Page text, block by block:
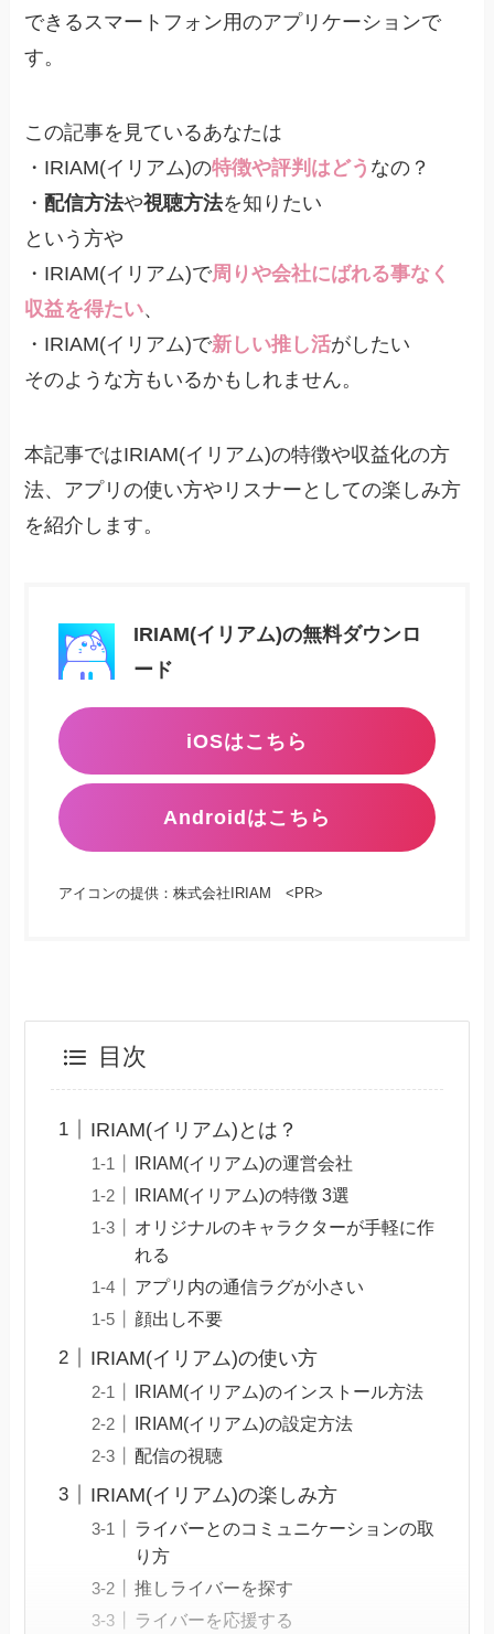
できるスマートフォン用のアプリケーションで
す。
この記事を見ているあなたは
・IRIAM(イリアム)の特徴や評判はどう なの？
・ 配信方法や視聴方法を知りたい
という方や
・IRIAM(イリアム)で周りや会社にばれる事なく
収益を得たい、
・IRIAM(イリアム)で新しい推し活がしたい
そのような方もいるかもしれません。
本記事ではIRIAM(イリアム)の特徴や収益化の方
法、アプリの使い方やリスナーとしての楽しみ方
を紹介します。
IRIAM(イリアム)の無料ダウンロ
ード
iOSはこちら
Androidはこちら
アイコンの提供：株式会社IRIAM <PR>
目次
IRIAM(イリアム)とは？
IRIAM(イリアム)の運営会社
IRIAM(イリアム)の特徴 3選
オリジナルのキャラクターが手軽に作
れる
アプリ内の通信ラグが小さい
顔出し不要
IRIAM(イリアム)の使い方
IRIAM(イリアム)のインストール方法
IRIAM(イリアム)の設定方法
配信の視聴
IRIAM(イリアム)の楽しみ方
ライバーとのコミュニケーションの取
り方
推しライバーを探す
ライバーを応援する